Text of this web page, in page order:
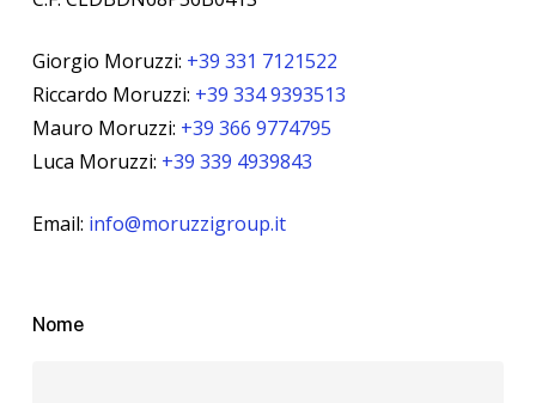
Giorgio Moruzzi: +39 331 7121522
Riccardo Moruzzi: +39 334 9393513
Mauro Moruzzi: +39 366 9774795
Luca Moruzzi: +39 339 4939843
Email: info@moruzzigroup.it
Nome